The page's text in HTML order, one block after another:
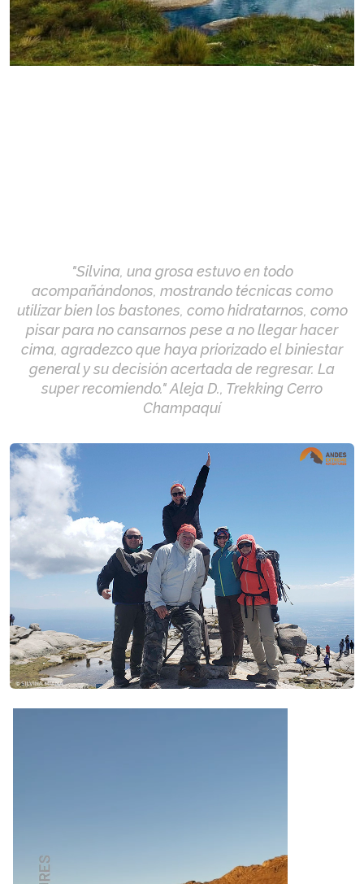
"Silvina, una grosa estuvo en todo
acompañándonos, mostrando técnicas como
utilizar bien los bastones, como hidratarnos, como
pisar para no cansarnos pese a no llegar hacer
cima, agradezco que haya priorizado el biniestar
general y su decisión acertada de regresar. La
super recomiendo." Aleja D., Trekking Cerro
Champaquí